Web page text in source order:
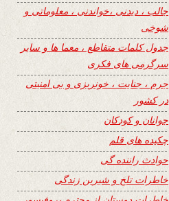
جالب ، دیدنی ،خواندنی ، معلوماتی و
شوخی
جدول کلمات متقاطع ، معما ها و سایر
سرگرمی های فکری
جرم ، جنایت ، خونریزی و بی امنیتی
در کشور
جوانان و کودکان
چکیده های قلم
حوادث راننده گی
خاطرات تلخ و شیرین زندگی